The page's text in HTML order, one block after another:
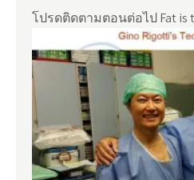
โปรดติดตามตอนต่อไป Fat is